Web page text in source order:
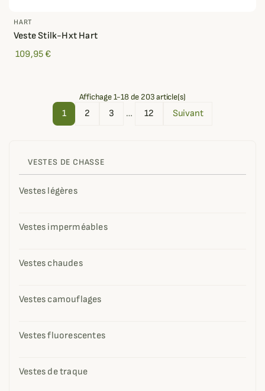
VESTES DE CHASSE
Vestes légères
Vestes imperméables
Vestes chaudes
Vestes camouflages
Vestes fluorescentes
Vestes de traque
HART
Veste Stilk-Hxt Hart
109,95 €
Affichage 1-18 de 203 article(s)
1 2 3 … 12 Suivant